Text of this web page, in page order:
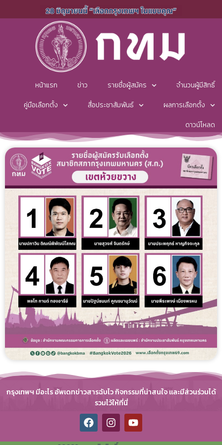
หน้าแรก ข่าว รายชื่อผู้สมัคร
จำนวนผู้มีสิทธิ์
คู่มือเลือกตั้ง
สื่อประชาสัมพันธ์
ผลการเลือกตั้ง
ดาวน์โหลด
กรุงเทพฯ มีอะไร อัพเดทข่าวสารฉับไว กิจกรรมที่น่าสนใจ และมีส่วนร่วมได้
รวมไว้ให้ที่นี่